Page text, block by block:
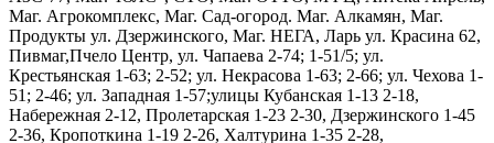
Маг. Агрокомплекс, Маг. Сад-огород. Маг. Алкамян, Маг.
Продукты ул. Дзержинского, Маг. НЕГА, Ларь ул. Красина 62,
Пивмаг,Пчело Центр, ул. Чапаева 2-74; 1-51/5; ул.
Крестьянская 1-63; 2-52; ул. Некрасова 1-63; 2-66; ул. Чехова 1-
51; 2-46; ул. Западная 1-57;улицы Кубанская 1-13 2-18,
Набережная 2-12, Пролетарская 1-23 2-30, Дзержинского 1-45
2-36, Кропоткина 1-19 2-26, Халтурина 1-35 2-28,